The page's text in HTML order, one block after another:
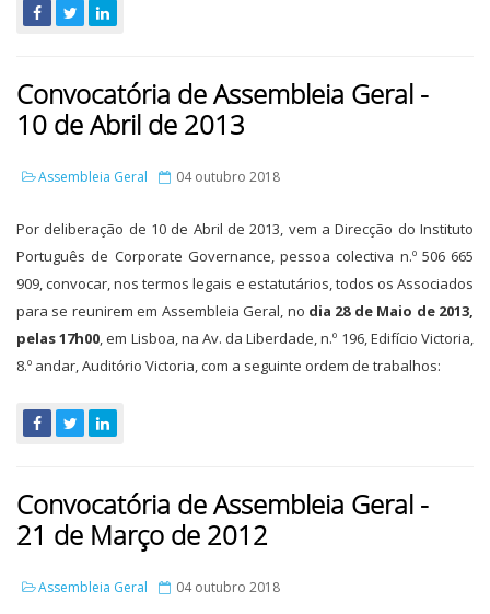
Convocatória de Assembleia Geral -
10 de Abril de 2013
Assembleia Geral 04 outubro 2018
Por deliberação de 10 de Abril de 2013, vem a Direcção do Instituto
Português de Corporate Governance, pessoa colectiva n.º 506 665
909, convocar, nos termos legais e estatutários, todos os Associados
para se reunirem em Assembleia Geral, no dia 28 de Maio de 2013,
pelas 17h00, em Lisboa, na Av. da Liberdade, n.º 196, Edifício Victoria,
8.º andar, Auditório Victoria, com a seguinte ordem de trabalhos:
Convocatória de Assembleia Geral -
21 de Março de 2012
Assembleia Geral 04 outubro 2018